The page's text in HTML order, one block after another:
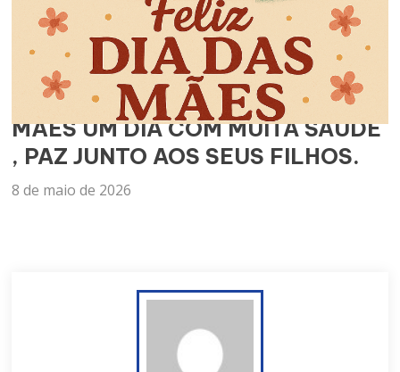
ELEMAR DESEJA A TODAS AS
MÃES UM DIA COM MUITA SAÚDE
, PAZ JUNTO AOS SEUS FILHOS.
8 de maio de 2026